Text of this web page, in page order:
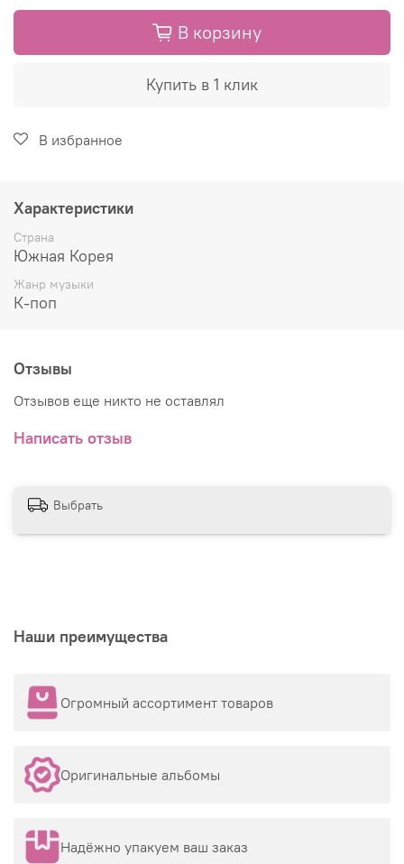
В корзину
Купить в 1 клик
В избранное
Характеристики
Страна
Южная Корея
Жанр музыки
К-поп
Отзывы
Отзывов еще никто не оставлял
Написать отзыв
Выбрать
Наши преимущества
Огромный ассортимент товаров
Оригинальные альбомы
Надёжно упакуем ваш заказ